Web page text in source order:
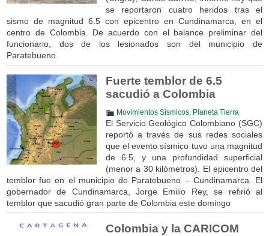
se reportaron cuatro heridos tras el
sismo de magnitud 6.5 con epicentro en Cundinamarca, en el
centro de Colombia. De acuerdo con el balance preliminar del
funcionario, dos de los lesionados son del municipio de
Paratebueno
Fuerte temblor de 6.5
sacudió a Colombia
Movimientos Sísmicos, Planeta Tierra
El Servicio Geológico Colombiano (SGC)
reportó a través de sus redes sociales
que el evento sísmico tuvo una magnitud
de 6.5, y una profundidad superficial
(menor a 30 kilómetros). El epicentro del
temblor fue en el municipio de Paratebueno – Cundinamarca. El
gobernador de Cundinamarca, Jorge Emilio Rey, se refirió al
temblor que sacudió gran parte de Colombia este domingo
Colombia y la CARICOM